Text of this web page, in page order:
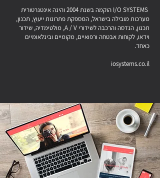
I/O SYSTEMS הוקמה בשנת 2004 והינה אינטגרטורית
מערכות מובילה בישראל, המספקת פתרונות ייעוץ, תכנון,
תכנון, הנדסה והרכבה לשידורי A / V, מולטימדיה, שידור
וידאו, לקוחות אבטחה ורפואיים, מקומיים ובינלאומיים
כאחד.
iosystems.co.il